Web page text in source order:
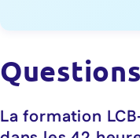
La formation